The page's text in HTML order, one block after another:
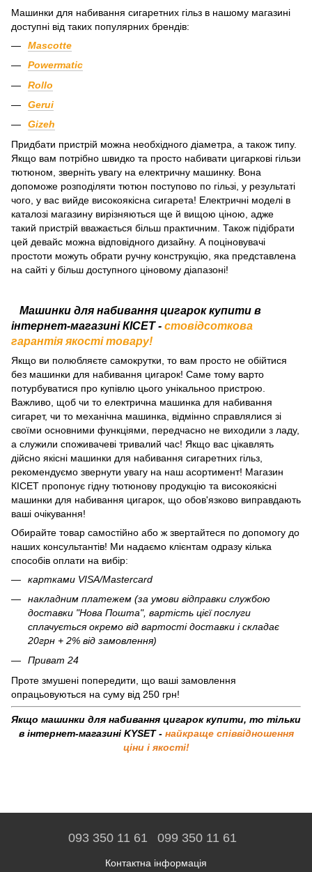
Машинки для набивання сигаретних гільз в нашому магазині
доступні від таких популярних брендів:
Mascotte
Powermatic
Rollo
Gerui
Gizeh
Придбати пристрій можна необхідного діаметра, а також типу.
Якщо вам потрібно швидко та просто набивати цигаркові гільзи
тютюном, зверніть увагу на електричну машинку. Вона
допоможе розподіляти тютюн поступово по гільзі, у результаті
чого, у вас вийде високоякісна сигарета! Електричні моделі в
каталозі магазину вирізняються ще й вищою ціною, адже
такий пристрій вважається більш практичним. Також підібрати
цей девайс можна відповідного дизайну. А поціновувачі
простоти можуть обрати ручну конструкцію, яка представлена
на сайті у більш доступного ціновому діапазоні!
Машинки для набивання цигарок купити в
інтернет-магазині КІСЕТ - стовідсоткова
гарантія якості товару!
Якщо ви полюбляєте самокрутки, то вам просто не обійтися
без машинки для набивання цигарок! Саме тому варто
потурбуватися про купівлю цього унікальноо пристрою.
Важливо, щоб чи то електрична машинка для набивання
сигарет, чи то механічна машинка, відмінно справлялися зі
своїми основними функціями, передчасно не виходили з ладу,
а служили споживачеві тривалий час! Якщо вас цікавлять
дійсно якісні машинки для набивання сигаретних гільз,
рекомендуємо звернути увагу на наш асортимент! Магазин
КІСЕТ пропонує гідну тютюнову продукцію та високоякісні
машинки для набивання цигарок, що обов'язково виправдають
ваші очікування!
Обирайте товар самостійно або ж звертайтеся по допомогу до
наших консультантів! Ми надаємо клієнтам одразу кілька
способів оплати на вибір:
картками VISA/Mastercard
накладним платежем (за умови відправки службою
доставки "Нова Пошта", вартість цієї послуги
сплачується окремо від вартості доставки і складає
20грн + 2% від замовлення)
Приват 24
Проте змушені попередити, що ваші замовлення
опрацьовуються на суму від 250 грн!
Якщо машинки для набивання цигарок купити, то тільки
в інтернет-магазині KYSET - найкраще співвідношення
ціни і якості!
093 350 11 61 099 350 11 61
Контактна інформація